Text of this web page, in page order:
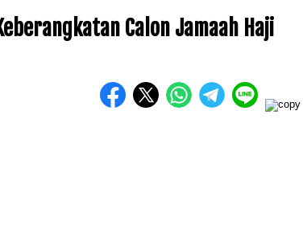
Calon Jamaah Haji